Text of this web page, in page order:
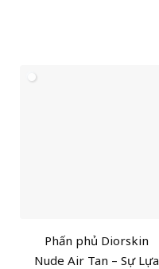
Phấn phủ Diorskin
Nude Air Tan – Sự Lựa